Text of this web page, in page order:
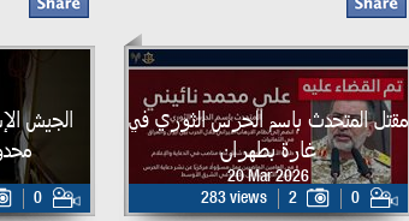
مقتل المتحدث باسم الحرس الثوري في
غارة بطهران
20 Mar 2026
283 views
2 0
الجيش
0